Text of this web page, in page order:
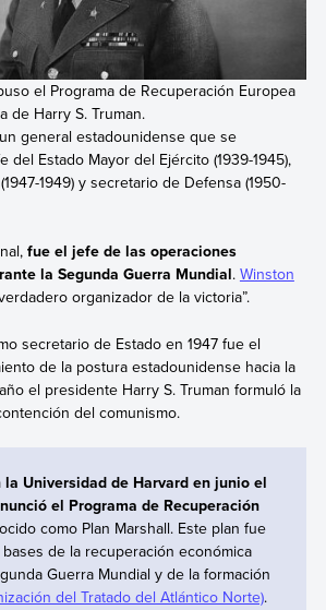
el Programa de Recuperación Europea
de Harry S. Truman.
general estadounidense que se
del Estado Mayor del Ejército (1939-1945),
1949) y secretario de Defensa (1950-
fue el jefe de las operaciones
la Segunda Guerra Mundial. Winston
organizador de la victoria”.
secretario de Estado en 1947 fue el
de la postura estadounidense hacia la
el presidente Harry S. Truman formuló la
del comunismo.
la Universidad de Harvard en junio el
el Programa de Recuperación
como Plan Marshall. Este plan fue
de la recuperación económica
Guerra Mundial y de la formación
del Tratado del Atlántico Norte).